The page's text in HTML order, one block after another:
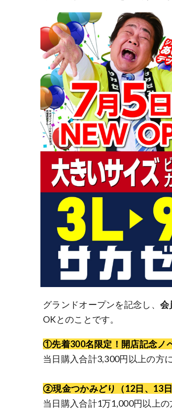
グランドオープンを記念し、 会
OKとのことです。
①先着300名限定！開店記念ノ
当日購入合計3,300円以上の方
②現金つかみどり
（12日、13
当日購入合計1万1,000円以上